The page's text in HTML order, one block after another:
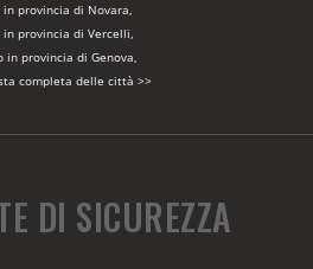
in provincia di Novara,
in provincia di Vercelli,
in provincia di Genova,
completa delle città >>
DI SICUREZZA